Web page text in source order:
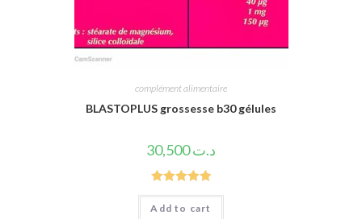
complément alimentaire
BLASTOPLUS grossesse b30 gélules
د.ت30,500
Rated5.00
out of 5
Add to cart